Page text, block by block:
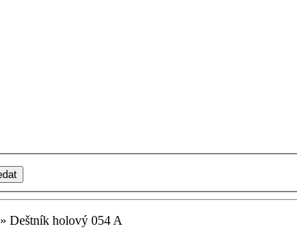
» Deštník holový 054 A